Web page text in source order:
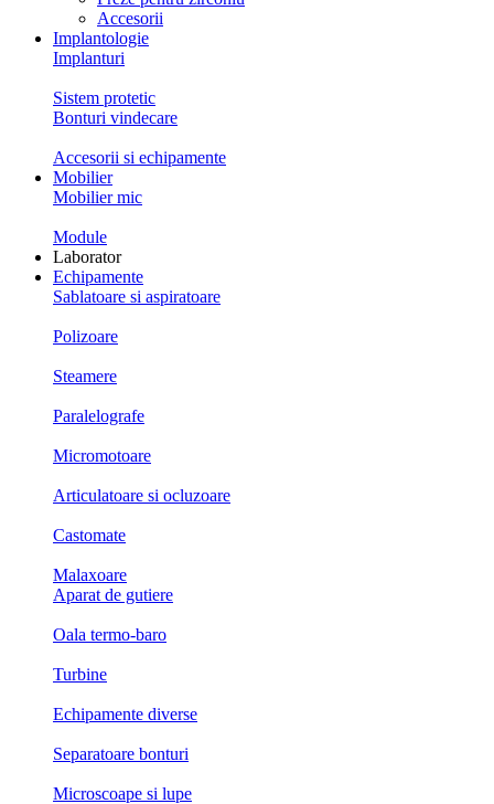
Accesorii
Implantologie
Implanturi
Sistem protetic
Bonturi vindecare
Accesorii si echipamente
Mobilier
Mobilier mic
Module
Laborator
Echipamente
Sablatoare si aspiratoare
Polizoare
Steamere
Paralelografe
Micromotoare
Articulatoare si ocluzoare
Castomate
Malaxoare
Aparat de gutiere
Oala termo-baro
Turbine
Echipamente diverse
Separatoare bonturi
Microscoape si lupe